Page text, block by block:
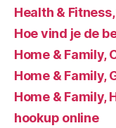
Health &
Hoe vind je de
Home & Family,
Home & Family,
Home & Family,
hookup online